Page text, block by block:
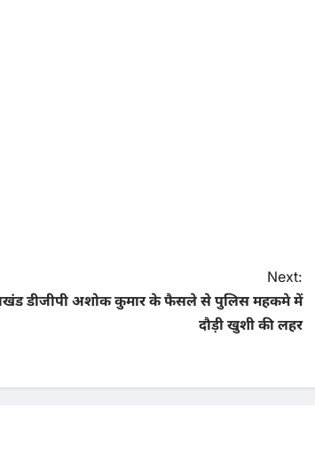
Next:
डीजीपी अशोक कुमार के फैसले से पुलिस महकमे में
दौड़ी खुशी की लहर